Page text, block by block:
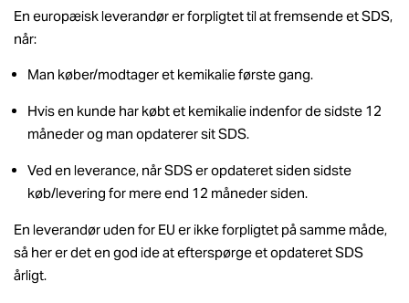
En europæisk leverandør er forpligtet til at fremsende et SDS,
når:
Man køber/modtager et kemikalie første gang.
Hvis en kunde har købt et kemikalie indenfor de sidste 12
måneder og man opdaterer sit SDS.
Ved en leverance, når SDS er opdateret siden sidste
køb/levering for mere end 12 måneder siden.
En leverandør uden for EU er ikke forpligtet på samme måde,
så her er det en god ide at efterspørge et opdateret SDS
årligt.